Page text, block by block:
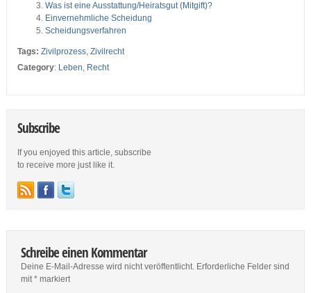
Was ist eine Ausstattung/Heiratsgut (Mitgift)?
Einvernehmliche Scheidung
Scheidungsverfahren
Tags: Zivilprozess, Zivilrecht
Category: Leben, Recht
Subscribe
If you enjoyed this article, subscribe
to receive more just like it.
Schreibe einen Kommentar
Deine E-Mail-Adresse wird nicht veröffentlicht. Erforderliche Felder sind
mit*markiert